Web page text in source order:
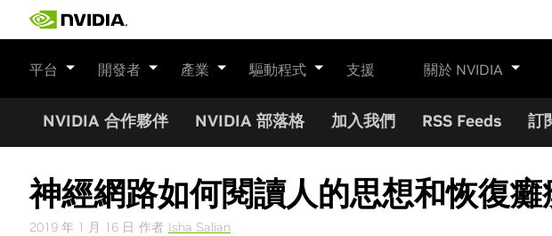
平台 開發者 產業 驅動程式 支援 關於 NVIDIA
NVIDIA 合作夥伴 NVIDIA 部落格 加入我們 RSS Feeds 訂
神經網路如何閱讀人的思想和恢復
2019 年 1 月 16 日 作者 Isha Salian